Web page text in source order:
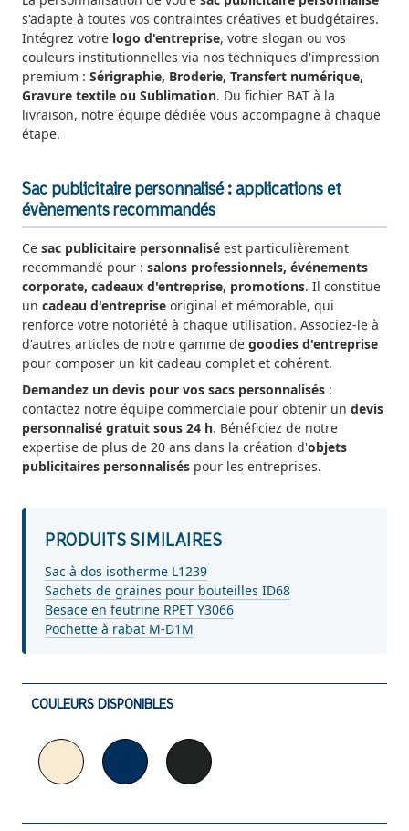
s'adapte à toutes vos contraintes créatives et budgétaires.
Intégrez votre logo d'entreprise, votre slogan ou vos
couleurs institutionnelles via nos techniques d'impression
premium : Sérigraphie, Broderie, Transfert numérique,
Gravure textile ou Sublimation. Du fichier BAT à la
livraison, notre équipe dédiée vous accompagne à chaque
étape.
Sac publicitaire personnalisé : applications et
évènements recommandés
Ce sac publicitaire personnalisé est particulièrement
recommandé pour : salons professionnels, événements
corporate, cadeaux d'entreprise, promotions. Il constitue
un cadeau d'entreprise original et mémorable, qui
renforce votre notoriété à chaque utilisation. Associez-le à
d'autres articles de notre gamme de goodies d'entreprise
pour composer un kit cadeau complet et cohérent.
Demandez un devis pour vos sacs personnalisés :
contactez notre équipe commerciale pour obtenir un devis
personnalisé gratuit sous 24 h. Bénéficiez de notre
expertise de plus de 20 ans dans la création d'objets
publicitaires personnalisés pour les entreprises.
PRODUITS SIMILAIRES
Sac à dos isotherme L1239
Sachets de graines pour bouteilles ID68
Besace en feutrine RPET Y3066
Pochette à rabat M-D1M
COULEURS DISPONIBLES